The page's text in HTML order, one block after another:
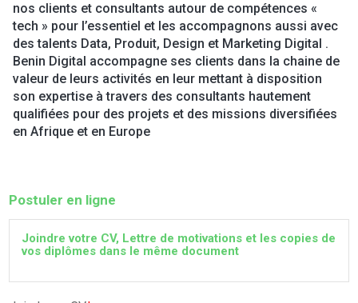
nos clients et consultants autour de compétences «
tech » pour l’essentiel et les accompagnons aussi avec
des talents Data, Produit, Design et Marketing Digital .
Benin Digital accompagne ses clients dans la chaine de
valeur de leurs activités en leur mettant à disposition
son expertise à travers des consultants hautement
qualifiées pour des projets et des missions diversifiées
en Afrique et en Europe
Postuler en ligne
Joindre votre CV, Lettre de motivations et les copies de
vos diplômes dans le même document